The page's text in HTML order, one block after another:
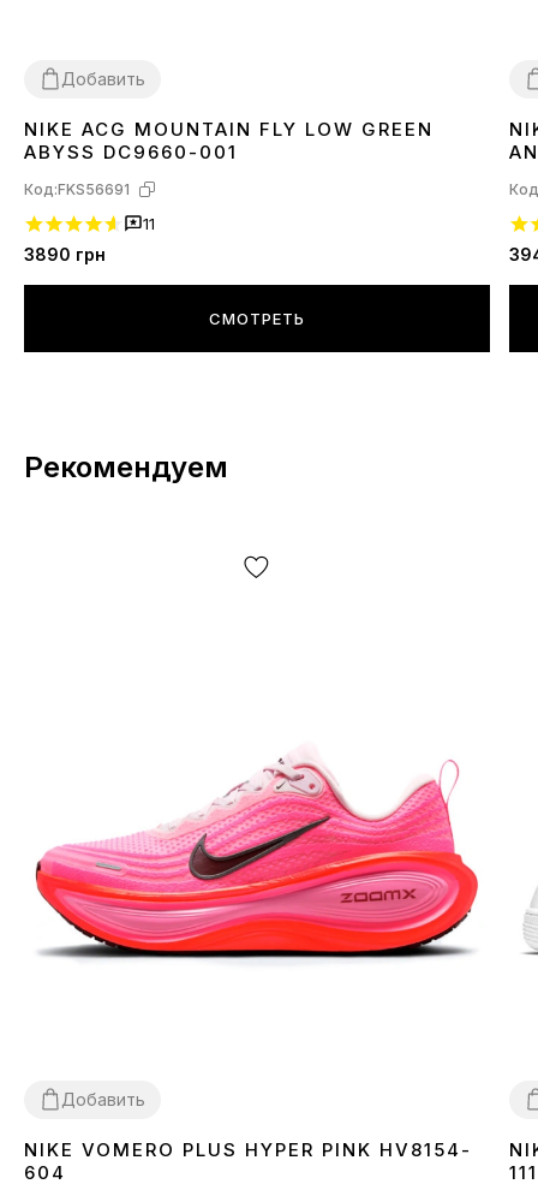
Добавить
4041 42434445
NIKE ACG MOUNTAIN FLY LOW GREEN
ABYSS DC9660-001
Код:FKS56691
11
3890 грн
СМОТРЕТЬ
Рекомендуем
Добавить
3639
NIKE VOMERO PLUS HYPER PINK HV8154-
604
111